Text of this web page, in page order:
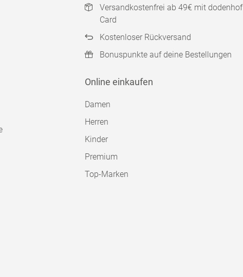
Versandkostenfrei ab 49€ mit dodenhof
Card
Kostenloser Rückversand
Bonuspunkte auf deine Bestellungen
Online einkaufen
Damen
Herren
Kinder
Premium
Top-Marken